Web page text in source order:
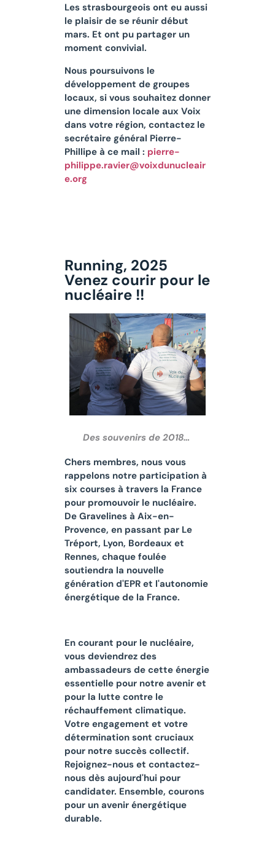
Les strasbourgeois ont eu aussi
le plaisir de se réunir début
mars. Et ont pu partager un
moment convivial.
Nous poursuivons le
développement de groupes
locaux, si vous souhaitez donner
une dimension locale aux Voix
dans votre région, contactez le
secrétaire général Pierre-
Phillipe à ce mail : pierre-
philippe.ravier@voixdunucleair
e.org
Running, 2025
Venez courir pour le
nucléaire !!
Des souvenirs de 2018…
Chers membres, nous vous
rappelons notre participation à
six courses à travers la France
pour promouvoir le nucléaire.
De Gravelines à Aix-en-
Provence, en passant par Le
Tréport, Lyon, Bordeaux et
Rennes, chaque foulée
soutiendra la nouvelle
génération d'EPR et l'autonomie
énergétique de la France.
En courant pour le nucléaire,
vous deviendrez des
ambassadeurs de cette énergie
essentielle pour notre avenir et
pour la lutte contre le
réchauffement climatique.
Votre engagement et votre
détermination sont cruciaux
pour notre succès collectif.
Rejoignez-nous et contactez-
nous dès aujourd'hui pour
candidater. Ensemble, courons
pour un avenir énergétique
durable.